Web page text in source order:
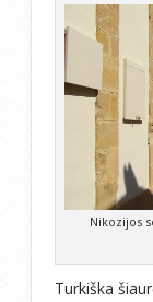
Nikozijos
Turkiška